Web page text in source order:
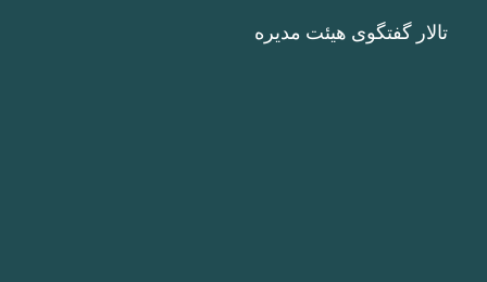
تالار گفتگوی هیئت مدیره